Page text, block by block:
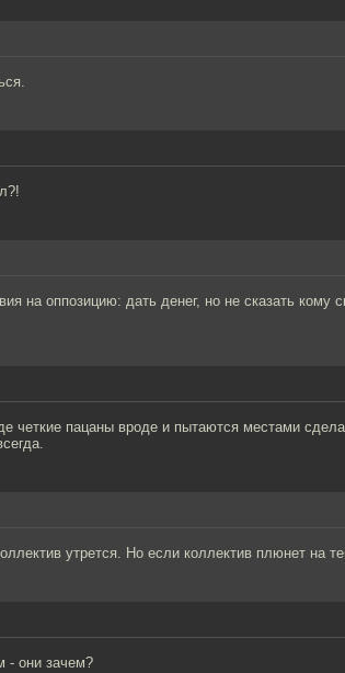
на оппозицию: дать денег, но не сказать кому
четкие пацаны вроде и пытаются местами
утрется. Но если коллектив плюнет на
- они зачем?